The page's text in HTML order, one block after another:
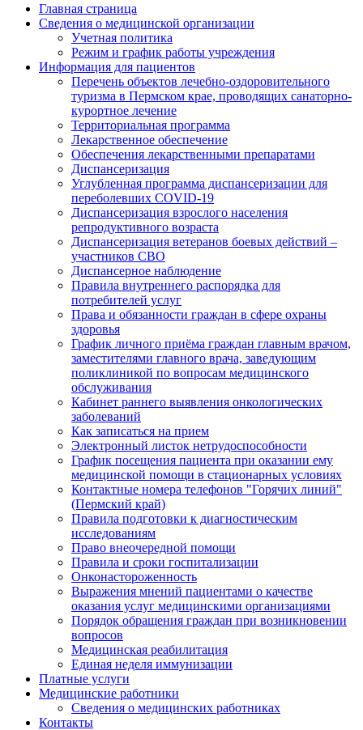
Главная страница
Сведения о медицинской организации
Учетная политика
Режим и график работы учреждения
Информация для пациентов
Перечень объектов лечебно-оздоровительного
туризма в Пермском крае, проводящих санаторно-
курортное лечение
Территориальная программа
Лекарственное обеспечение
Обеспечения лекарственными препаратами
Диспансеризация
Углубленная программа диспансеризации для
переболевших COVID-19
Диспансеризация взрослого населения
репродуктивного возраста
Диспансеризация ветеранов боевых действий –
участников СВО
Диспансерное наблюдение
Правила внутреннего распорядка для
потребителей услуг
Права и обязанности граждан в сфере охраны
здоровья
График личного приёма граждан главным врачом,
заместителями главного врача, заведующим
поликлиникой по вопросам медицинского
обслуживания
Кабинет раннего выявления онкологических
заболеваний
Как записаться на прием
Электронный листок нетрудоспособности
График посещения пациента при оказании ему
медицинской помощи в стационарных условиях
Контактные номера телефонов "Горячих линий"
(Пермский край)
Правила подготовки к диагностическим
исследованиям
Право внеочередной помощи
Правила и сроки госпитализации
Онконастороженность
Выражения мнений пациентами о качестве
оказания услуг медицинскими организациями
Порядок обращения граждан при возникновении
вопросов
Медицинская реабилитация
Единая неделя иммунизации
Платные услуги
Медицинские работники
Сведения о медицинских работниках
Контакты